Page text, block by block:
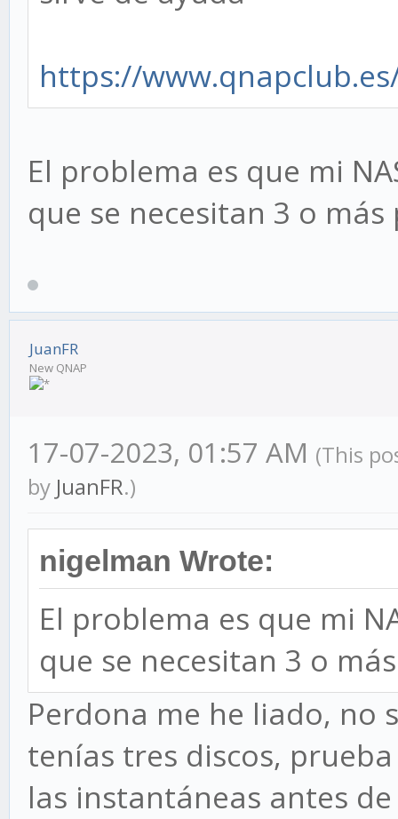
https://
El problema es que mi
que se necesitan 3 o más
JuanFR
New QNAP
17-07-2023, 01:57 AM (This
by JuanFR.)
nigelman Wrote:
El problema es que mi
que se necesitan 3 o
Perdona me he liado, no
tenías tres discos,
las instantáneas antes